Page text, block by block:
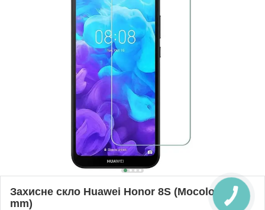
Захисне скло Huawei Honor 8S (Mocolo 0.33
mm)